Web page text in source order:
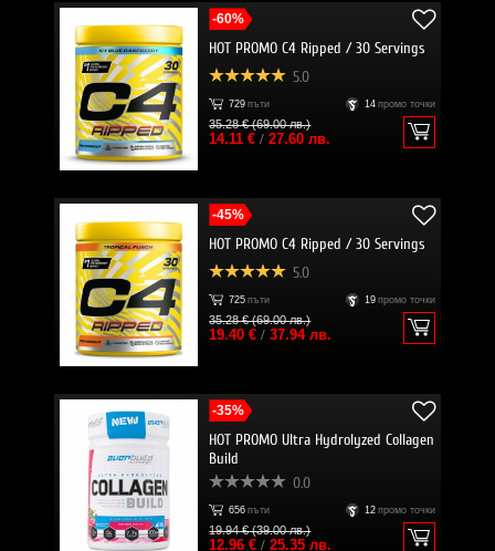
-60%
HOT PROMO C4 Ripped / 30 Servings
5.0
729 пъти 14 промо точки
35.28 € (69.00 лв.)
14.11 €/ 27.60 лв.
-45%
HOT PROMO C4 Ripped / 30 Servings
5.0
725 пъти 19 промо точки
35.28 € (69.00 лв.)
19.40 €/ 37.94 лв.
-35%
HOT PROMO Ultra Hydrolyzed Collagen
Build
0.0
656 пъти 12 промо точки
19.94 € (39.00 лв.)
12.96 €/ 25.35 лв.